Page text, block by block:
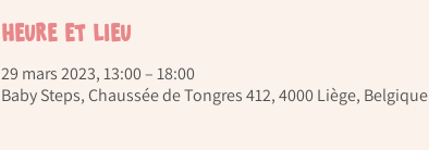
Heure et lieu
29 mars 2023, 13:00 – 18:00
Baby Steps, Chaussée de Tongres 412, 4000 Liège, Belgique